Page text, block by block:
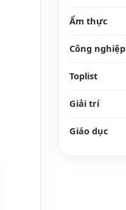
Ẩm thực
Công nghiệp
Toplist
Giải trí
Giáo dục